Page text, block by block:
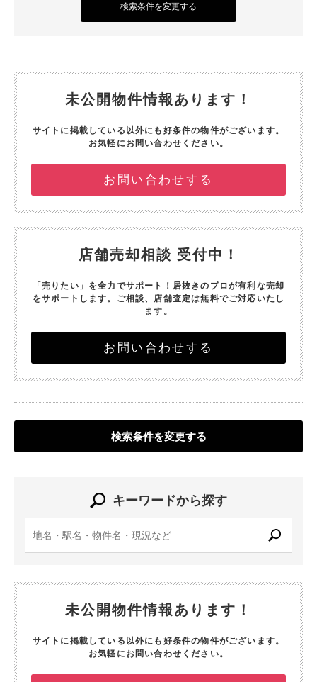
検索条件を変更する
未公開物件情報あります！
サイトに掲載している以外にも好条件の物件がございます。
お気軽にお問い合わせください。
お問い合わせする
店舗売却相談 受付中！
「売りたい」を全力でサポート！ 居抜きのプロが有利な売却
をサポートします。 ご相談、店舗査定は無料でご対応いたし
ます。
お問い合わせする
検索条件を変更する
キーワードから探す
未公開物件情報あります！
サイトに掲載している以外にも好条件の物件がございます。
お気軽にお問い合わせください。